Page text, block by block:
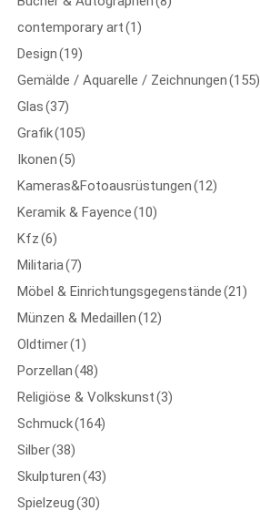
AUKTION 61
AUKTION 59
AUKTION 58
AUKTION 56
AUKTION 54
AUKTION 53
AUKTION 52
AUKTION 51
AUKTION 49
AUKTION 46
AUKTION 45
contemporary art(1)
Design(19)
Gemälde / Aquarelle / Zeichnungen(155)
Glas(37)
Grafik(105)
Ikonen(5)
Kameras&Fotoausrüstungen(12)
Keramik & Fayence(10)
Kfz(6)
Militaria(7)
Möbel & Einrichtungsgegenstände(21)
Münzen & Medaillen(12)
Oldtimer(1)
Porzellan(48)
Religiöse & Volkskunst(3)
Schmuck(164)
Silber(38)
Skulpturen(43)
Spielzeug(30)